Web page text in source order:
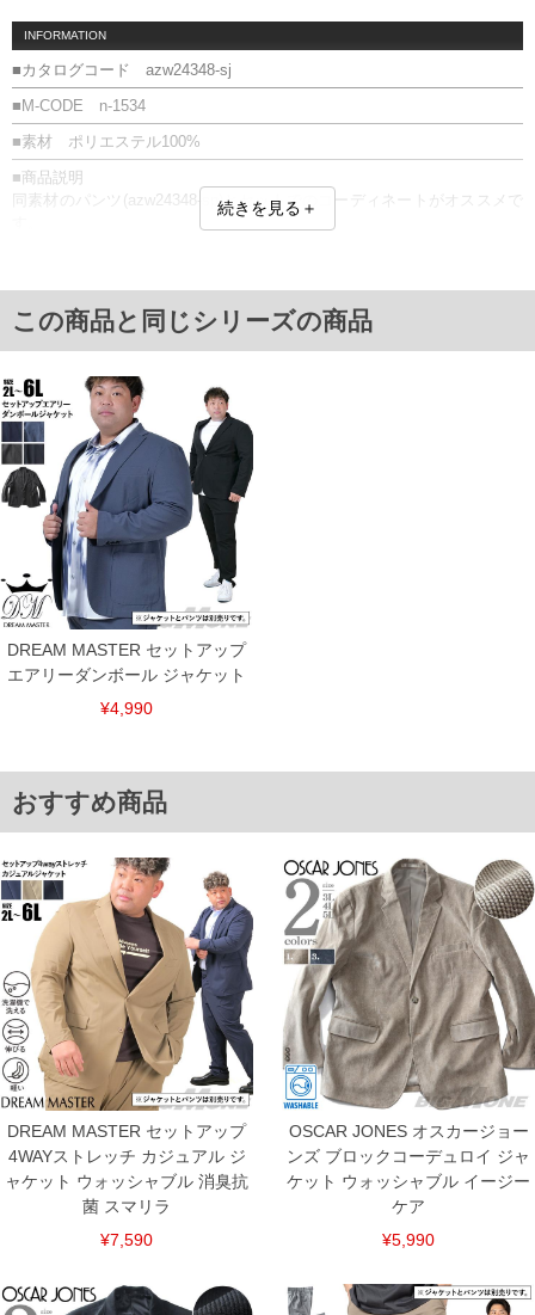
INFORMATION
■カタログコード azw24348-sj
■M-CODE n-1534
■素材 ポリエステル100%
■商品説明
同素材のパンツ(azw24348-sp)とセットでのコーディネートがオススメで
2L/50/62.5/124/74
3L/52/63.5/130/76
4L/54/64.5/136/78
5L/56/65.5/142/80
6L/58/66.5/148/82
単位はcm
※【返品交換について】
返品交換希望の方は、商品到着後1週間以内にご連絡ください。
下着(肌着)やワイシャツは商品の性質上、返品交換不可とさせて頂いております。予め
ご了承くださいませ。
※【ボトムの裾上げをご希望の場合】
裾上げ料金は500円+税となります。
備考欄に股下●cmとご記入下さい。（裾上げ無料対象商品は1本につき税込6,000円以
上の品が対象。1本5,999円以下の商品は有料（500円+税）となります。）
出荷まで約1週間～20日間程お時間を頂く場合がございます。
一部、お直しに対応出来ない商品がございます。(例：裾にファスナーや調節ひもが付
いている、極端なデザインが施されている等)
※商品によって若干のサイズの誤差がございます。また、お客様がご使用の環境（コ
す。そのようなことがない様最大限に努めておりますが、もしあった場合速やかにご
ITEM INTRODUCTION
続きを見る＋
この商品と同じシリーズの商品
DREAM MASTER セットアップ
エアリーダンボール ジャケット
¥4,990
おすすめ商品
DREAM MASTER セットアップ
4WAYストレッチ カジュアル ジ
ャケット ウォッシャブル 消臭抗
菌 スマリラ
¥7,590
OSCAR JONES オスカージョー
ンズ ブロックコーデュロイ ジャ
ケット ウォッシャブル イージー
ケア
¥5,990